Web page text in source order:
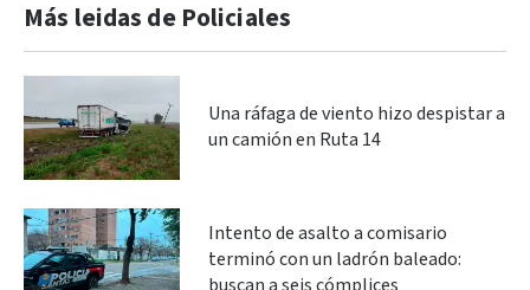
Más leidas de Policiales
Una ráfaga de viento hizo despistar a
un camión en Ruta 14
Intento de asalto a comisario
terminó con un ladrón baleado: